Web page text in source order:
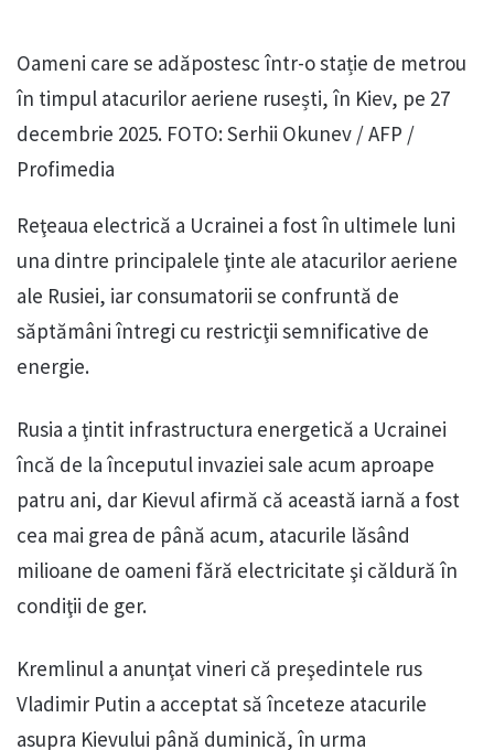
Oameni care se adăpostesc într-o stație de metrou
în timpul atacurilor aeriene rusești, în Kiev, pe 27
decembrie 2025. FOTO: Serhii Okunev / AFP /
Profimedia
Reţeaua electrică a Ucrainei a fost în ultimele luni
una dintre principalele ţinte ale atacurilor aeriene
ale Rusiei, iar consumatorii se confruntă de
săptămâni întregi cu restricţii semnificative de
energie.
Rusia a ţintit infrastructura energetică a Ucrainei
încă de la începutul invaziei sale acum aproape
patru ani, dar Kievul afirmă că această iarnă a fost
cea mai grea de până acum, atacurile lăsând
milioane de oameni fără electricitate şi căldură în
condiţii de ger.
Kremlinul a anunţat vineri că preşedintele rus
Vladimir Putin a acceptat să înceteze atacurile
asupra Kievului până duminică, în urma